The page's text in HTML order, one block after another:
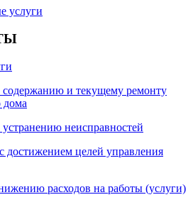
услуги
содержанию и текущему ремонту
дома
неисправностей
достижением целей управления
расходов на работы (услуги)